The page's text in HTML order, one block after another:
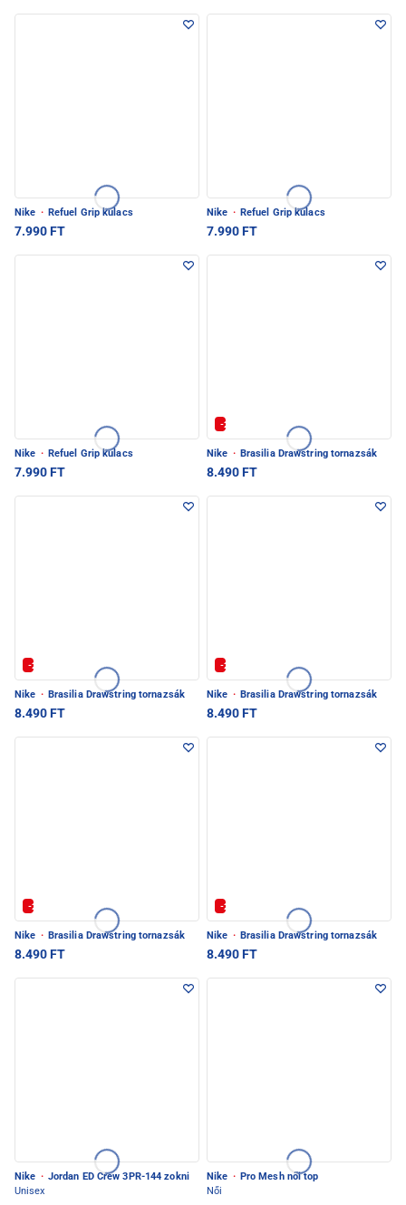
Nike · Refuel Grip kulacs
7.990 FT
Nike · Refuel Grip kulacs
7.990 FT
Nike · Refuel Grip kulacs
7.990 FT
-20% | Kuponkód: SULI-20
Nike · Brasilia Drawstring tornazsák
8.490 FT
-20% | Kuponkód: SULI-20
Nike · Brasilia Drawstring tornazsák
8.490 FT
-20% | Kuponkód: SULI-20
Nike · Brasilia Drawstring tornazsák
8.490 FT
-20% | Kuponkód: SULI-20
Nike · Brasilia Drawstring tornazsák
8.490 FT
-20% | Kuponkód: SULI-20
Nike · Brasilia Drawstring tornazsák
8.490 FT
Nike · Jordan ED Crew 3PR-144 zokni
Unisex
Nike · Pro Mesh női top
Női